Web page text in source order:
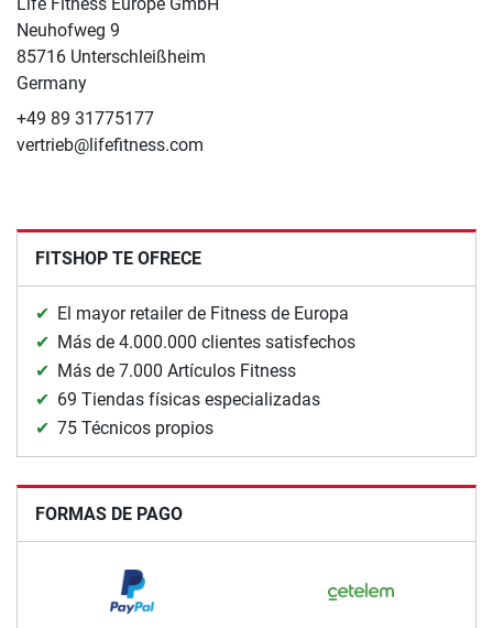
Neuhofweg 9
85716 Unterschleißheim
Germany
+49 89 31775177
vertrieb@lifefitness.com
FITSHOP TE OFRECE
El mayor retailer de Fitness de Europa
Más de 4.000.000 clientes satisfechos
Más de 7.000 Artículos Fitness
69 Tiendas físicas especializadas
75 Técnicos propios
FORMAS DE PAGO